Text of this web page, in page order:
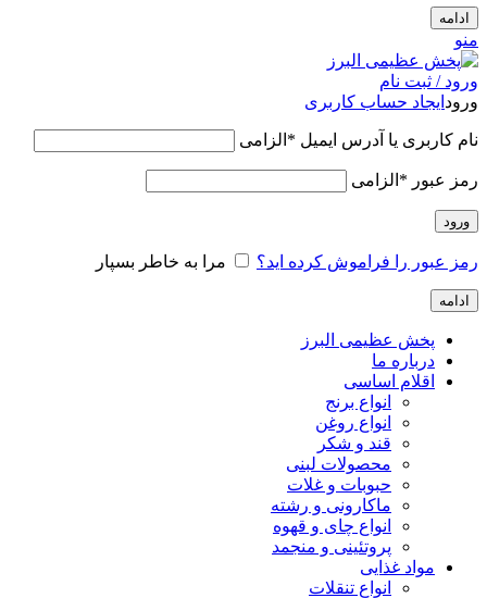
ادامه
منو
ورود / ثبت نام
ورود ایجاد حساب کاربری
نام کاربری یا آدرس ایمیل * الزامی
رمز عبور * الزامی
ورود
رمز عبور را فراموش کرده اید؟ مرا به خاطر بسپار
ادامه
پخش عظیمی البرز
درباره ما
اقلام اساسی
انواع برنج
انواع روغن
قند و شکر
محصولات لبنی
حبوبات و غلات
ماکارونی و رشته
انواع چای و قهوه
پروتئینی و منجمد
مواد غذایی
انواع تنقلات